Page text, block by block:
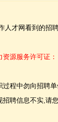
才网看到的招聘
源服务许可证
程中勿向招聘
聘信息不实,请